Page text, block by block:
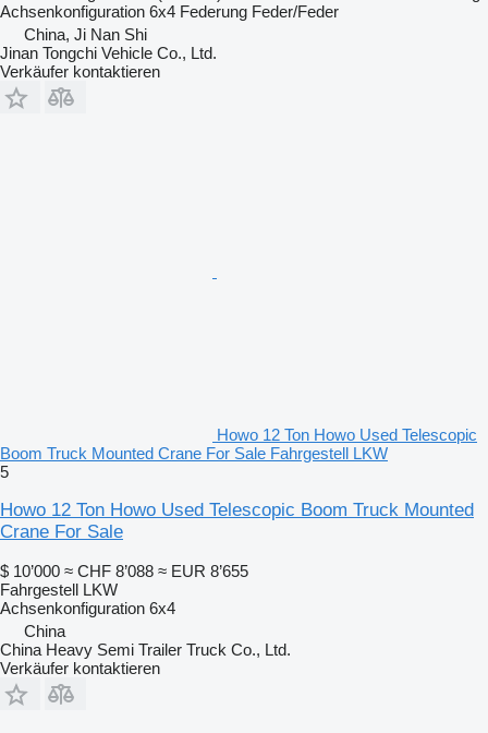
Achsenkonfiguration 6x4 Federung Feder/Feder
China, Ji Nan Shi
Jinan Tongchi Vehicle Co., Ltd.
Verkäufer kontaktieren
Howo 12 Ton Howo Used Telescopic
Boom Truck Mounted Crane For Sale Fahrgestell LKW
5
Howo 12 Ton Howo Used Telescopic Boom Truck Mounted
Crane For Sale
$ 10’000 ≈ CHF 8’088 ≈ EUR 8’655
Fahrgestell LKW
Achsenkonfiguration 6x4
China
China Heavy Semi Trailer Truck Co., Ltd.
Verkäufer kontaktieren